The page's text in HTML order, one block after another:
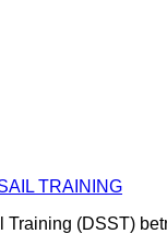
TRAINING
Training (DSST)